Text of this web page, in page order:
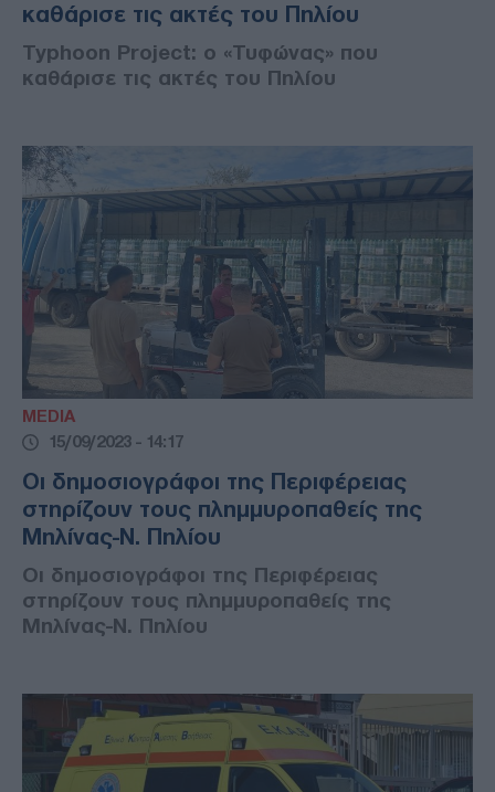
καθάρισε τις ακτές του Πηλίου
Typhoon Project: ο «Τυφώνας» που
καθάρισε τις ακτές του Πηλίου
MEDIA
15/09/2023 - 14:17
Οι δημοσιογράφοι της Περιφέρειας
στηρίζουν τους πλημμυροπαθείς της
Μηλίνας-Ν. Πηλίου
Οι δημοσιογράφοι της Περιφέρειας
στηρίζουν τους πλημμυροπαθείς της
Μηλίνας-Ν. Πηλίου